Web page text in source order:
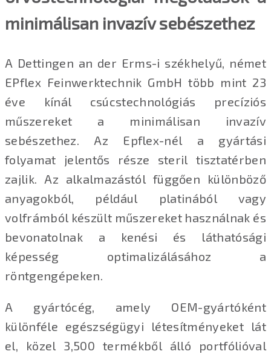
minimálisan invazív sebészethez
A Dettingen an der Erms-i székhelyű, német
EPflex Feinwerktechnik GmbH több mint 23
éve kínál csúcstechnológiás precíziós
műszereket a minimálisan invazív
sebészethez. Az Epflex-nél a gyártási
folyamat jelentős része steril tisztatérben
zajlik. Az alkalmazástól függően különböző
anyagokból, például platinából vagy
volfrámból készült műszereket használnak és
bevonatolnak a kenési és láthatósági
képesség optimalizálásához a
röntgengépeken.
A gyártócég, amely OEM-gyártóként
különféle egészségügyi létesítményeket lát
el, közel 3,500 termékből álló portfólióval